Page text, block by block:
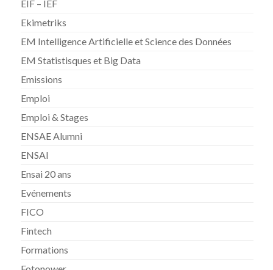
EIF – IEF
Ekimetriks
EM Intelligence Artificielle et Science des Données
EM Statistisques et Big Data
Emissions
Emploi
Emploi & Stages
ENSAE Alumni
ENSAI
Ensai 20 ans
Evénements
FICO
Fintech
Formations